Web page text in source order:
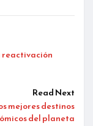
reactivación
Read Next
mejores destinos
del planeta